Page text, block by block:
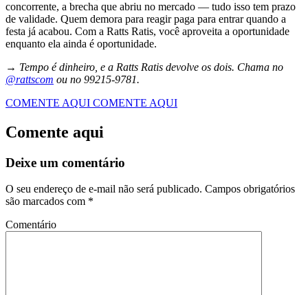
concorrente, a brecha que abriu no mercado — tudo isso tem prazo
de validade. Quem demora para reagir paga para entrar quando a
festa já acabou. Com a Ratts Ratis, você aproveita a oportunidade
enquanto ela ainda é oportunidade.
→ Tempo é dinheiro, e a Ratts Ratis devolve os dois. Chama no
@rattscom ou no 99215-9781.
COMENTE AQUI COMENTE AQUI
Comente aqui
Deixe um comentário
O seu endereço de e-mail não será publicado. Campos obrigatórios
são marcados com *
Comentário